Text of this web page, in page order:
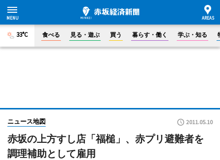
33°C 食べる 見る・遊ぶ 買う 暮らす・働く 学ぶ・知る
ニュース地図 2011.05.10
赤坂の上方すし店「福槌」、赤プリ避難者を
調理補助として雇用